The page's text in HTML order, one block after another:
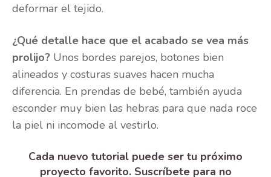
deformar el tejido.
¿Qué detalle hace que el acabado se vea más
prolijo? Unos bordes parejos, botones bien
alineados y costuras suaves hacen mucha
diferencia. En prendas de bebé, también ayuda
esconder muy bien las hebras para que nada roce
la piel ni incomode al vestirlo.
Cada nuevo tutorial puede ser tu próximo
proyecto favorito. Suscríbete para no